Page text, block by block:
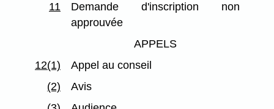
11
Demande d'inscription non
approuvée
APPELS
12(1)
Appel au conseil
(2)
Avis